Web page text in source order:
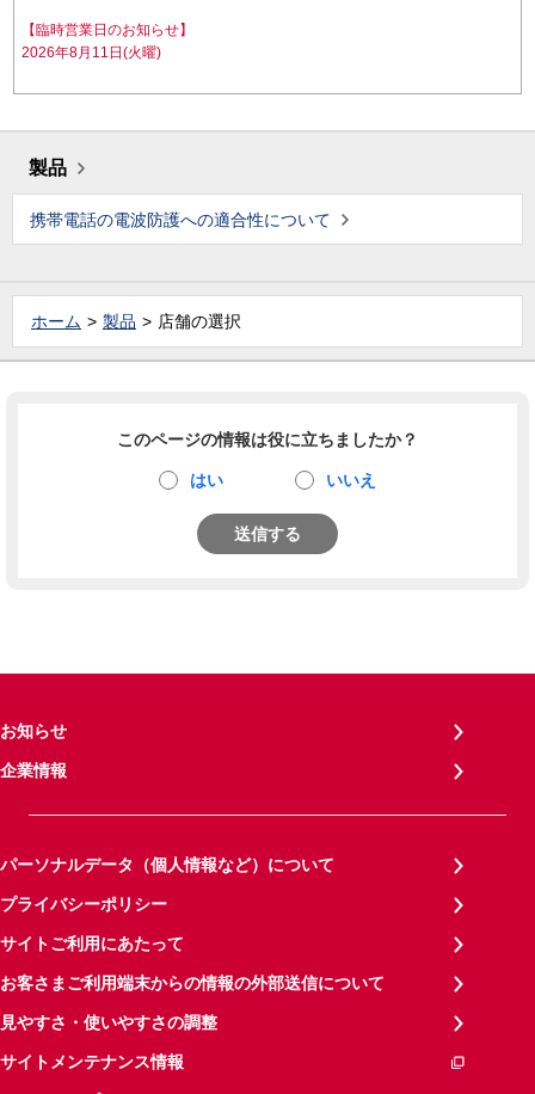
【臨時営業日のお知らせ】
2026年8月11日(火曜)
製品
携帯電話の電波防護への適合性について
ホーム 製品 店舗の選択
このページの情報は役に立ちましたか？
はい いいえ
送信する
お知らせ
企業情報
パーソナルデータ（個人情報など）について
プライバシーポリシー
サイトご利用にあたって
お客さまご利用端末からの情報の外部送信について
見やすさ・使いやすさの調整
サイトメンテナンス情報